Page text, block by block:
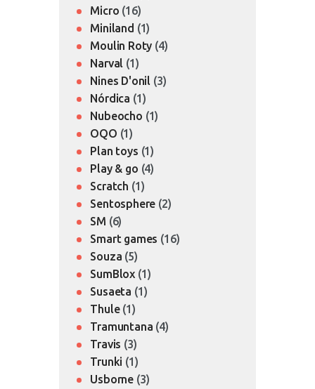
Micro (16)
Miniland (1)
Moulin Roty (4)
Narval (1)
Nines D'onil (3)
Nórdica (1)
Nubeocho (1)
OQO (1)
Plan toys (1)
Play & go (4)
Scratch (1)
Sentosphere (2)
SM (6)
Smart games (16)
Souza (5)
SumBlox (1)
Susaeta (1)
Thule (1)
Tramuntana (4)
Travis (3)
Trunki (1)
Usborne (3)